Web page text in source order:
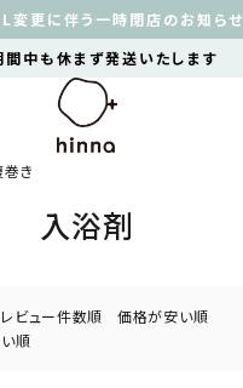
変更に伴う一時閉店のお知らせ
間中も休まず発送いたします
巻き
入浴剤
レビュー件数順
価格が安い順
順